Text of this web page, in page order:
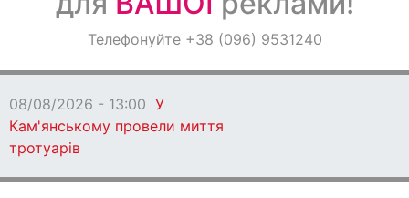
ОголошенняТелефонуйте +38 (096) 9531240
08/08/2026 - 13:00 У
Кам'янському провели миття
тротуарів